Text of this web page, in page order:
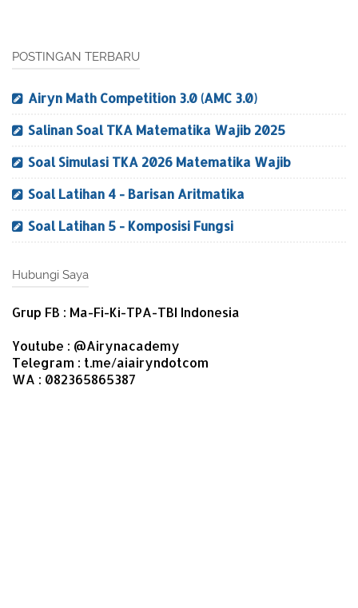
POSTINGAN TERBARU
Airyn Math Competition 3.0 (AMC 3.0)
Salinan Soal TKA Matematika Wajib 2025
Soal Simulasi TKA 2026 Matematika Wajib
Soal Latihan 4 - Barisan Aritmatika
Soal Latihan 5 - Komposisi Fungsi
Hubungi Saya
Grup FB : Ma-Fi-Ki-TPA-TBI Indonesia
Youtube : @Airynacademy
Telegram : t.me/aiairyndotcom
WA : 082365865387